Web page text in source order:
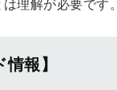
理解が必要です。
情報】